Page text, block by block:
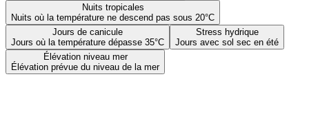
Nuits tropicales
Nuits où la température ne descend pas sous 20°C
Jours de canicule
Jours où la température dépasse 35°C
Stress hydrique
Jours avec sol sec en été
Élévation niveau mer
Élévation prévue du niveau de la mer